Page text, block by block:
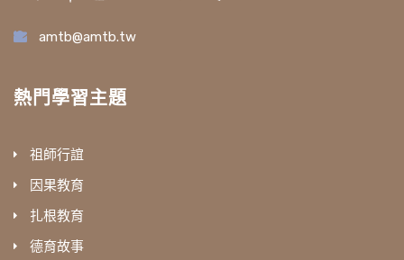
amtb@amtb.tw
熱門學習主題
祖師行誼
因果教育
扎根教育
德育故事